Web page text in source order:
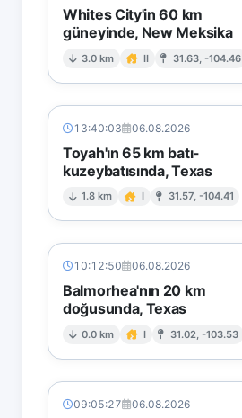
Whites City'in 60 km
güneyinde, New Meksika
3.0 km II 31.63, -104.46
13:40:03 06.08.2026
Toyah'ın 65 km batı-
kuzeybatısında, Texas
1.8 km I 31.57, -104.41
10:12:50 06.08.2026
Balmorhea'nın 20 km
doğusunda, Texas
0.0 km I 31.02, -103.53
09:05:27 06.08.2026